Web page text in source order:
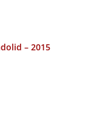
– 2015